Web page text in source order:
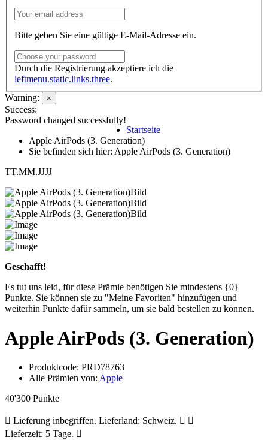
Bitte geben Sie eine gültige E-Mail-Adresse ein.
Durch die Registrierung akzeptiere ich die
leftmenu.static.links.three.
Warning:
×
Success:
Password changed successfully!
Startseite
Apple AirPods (3. Generation)
Sie befinden sich hier: Apple AirPods (3. Generation)
TT.MM.JJJJ
Geschafft!
Es tut uns leid, für diese Prämie benötigen Sie mindestens {0}
Punkte. Sie können sie zu "Meine Favoriten" hinzufügen und
weiterhin Punkte dafür sammeln, um sie bald bestellen zu können.
Apple AirPods (3. Generation)
Produktcode: PRD78763
Alle Prämien von: Apple
40'300 Punkte
Lieferung inbegriffen. Lieferland: Schweiz.
Lieferzeit: 5 Tage.